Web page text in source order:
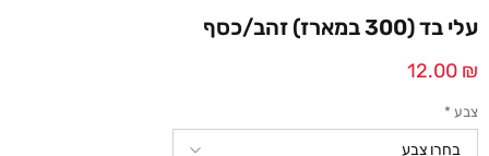
עלי בד (300 במארז) זהב/כסף
12.00 ₪
צבע *